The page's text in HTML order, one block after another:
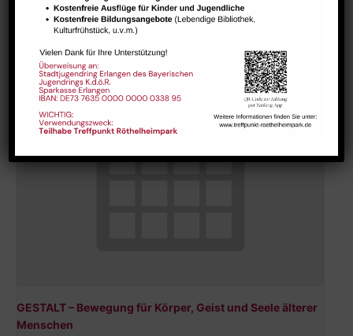
August 12 @ 9:45 - 11:15
GESTALT – Bewegung für Körper, Geist und Seele älterer
Menschen